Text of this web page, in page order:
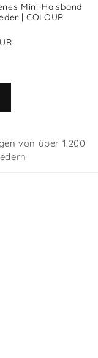
Mini-Halsband
| COLOUR
von über 1.200